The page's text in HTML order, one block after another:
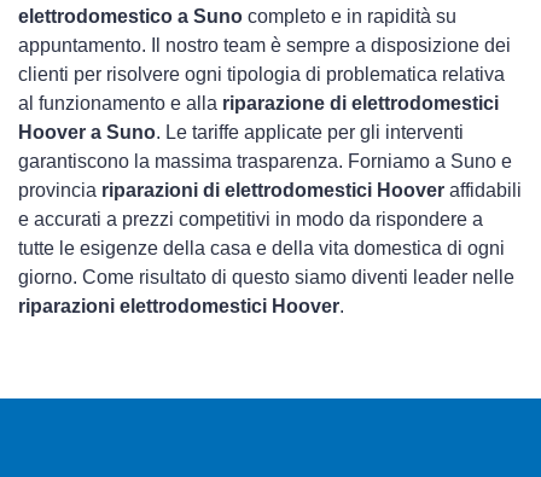
elettrodomestico a Suno completo e in rapidità su
appuntamento. Il nostro team è sempre a disposizione dei
clienti per risolvere ogni tipologia di problematica relativa
al funzionamento e alla riparazione di elettrodomestici
Hoover a Suno. Le tariffe applicate per gli interventi
garantiscono la massima trasparenza. Forniamo a Suno e
provincia riparazioni di elettrodomestici Hoover affidabili
e accurati a prezzi competitivi in modo da rispondere a
tutte le esigenze della casa e della vita domestica di ogni
giorno. Come risultato di questo siamo diventi leader nelle
riparazioni elettrodomestici Hoover.